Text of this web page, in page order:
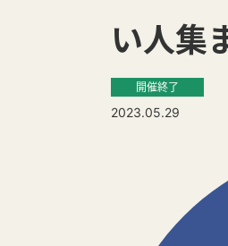
い人集
開催終了
2023.05.29